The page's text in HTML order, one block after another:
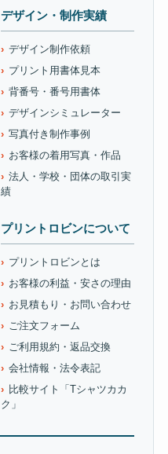
デザイン・制作実績
デザイン制作依頼
プリント用書体見本
背番号・番号用書体
デザインシミュレーター
写真付き制作事例
お客様の着用写真・作品
法人・学校・団体の取引実
績
プリントロビンについて
プリントロビンとは
お客様の利益・安さの理由
お見積もり・お問い合わせ
ご注文フォーム
ご利用規約・返品交換
会社情報・法令表記
比較サイト「Tシャツカカ
ク」